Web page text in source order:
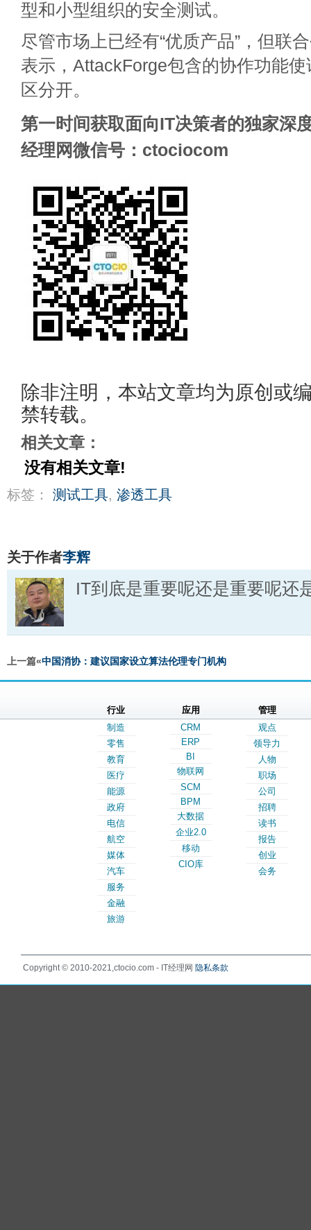
型和小型组织的安全测试。
尽管市场上已经有“优质产品”，但联
表示，AttackForge包含的协作功能
区分开。
第一时间获取面向IT决策者的独家深
经理网微信号：ctociocom
除非注明，本站文章均为原创或
禁转载。
相关文章：
没有相关文章!
标签： 测试工具, 渗透工具
关于作者李辉
IT到底是重要呢还是重要呢还
上一篇«中国消协：建议国家设立算法伦理专门机构
行业
制造
零售
教育
医疗
能源
政府
电信
航空
媒体
汽车
服务
金融
旅游
应用
CRM
ERP
BI
物联网
SCM
BPM
大数据
企业2.0
移动
CIO库
管理
观点
领导力
人物
职场
公司
招聘
读书
报告
创业
会务
Copyright © 2010-2021,ctocio.com - IT经理网 隐私条款